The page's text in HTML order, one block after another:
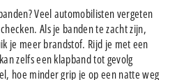
Veel automobilisten vergeten
Als je banden te zacht zijn,
je meer brandstof. Rijd je met een
zelfs een klapband tot gevolg
hoe minder grip je op een natte weg